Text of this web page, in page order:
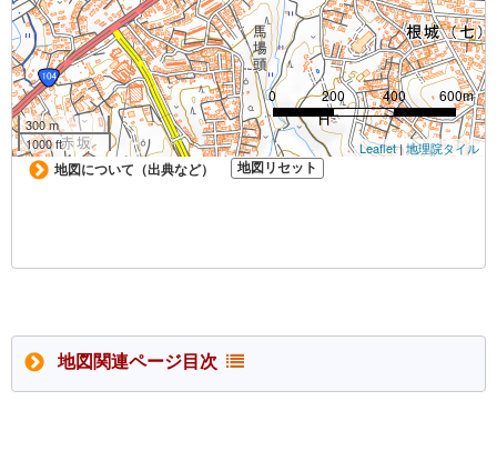
地図関連ページ目次